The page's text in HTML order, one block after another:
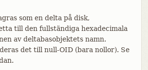
som en delta på disk,
till den fullständiga hexadecimala
av deltabasobjektets namn.
det till null-OID (bara nollor). Se